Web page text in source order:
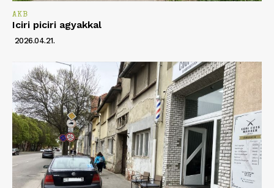
AKB
Iciri piciri agyakkal
2026.04.21.